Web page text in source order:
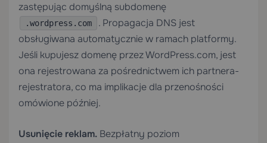
zastępując domyślną subdomenę
.wordpress.com
. Propagacja DNS jest
obsługiwana automatycznie w ramach platformy.
Jeśli kupujesz domenę przez WordPress.com, jest
ona rejestrowana za pośrednictwem ich partnera-
rejestratora, co ma implikacje dla przenośności
omówione później.
Usunięcie reklam. Bezpłatny poziom